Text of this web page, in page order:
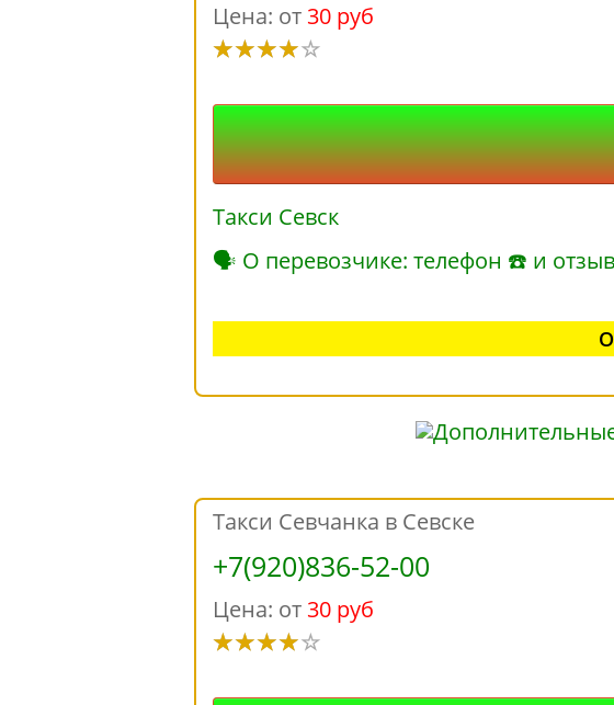
Цена: от 30 руб
Такси Севск
🗣 О перевозчике: телефон ☎ и
Такси Севчанка в Севске
+7(920)836-52-00
Цена: от 30 руб